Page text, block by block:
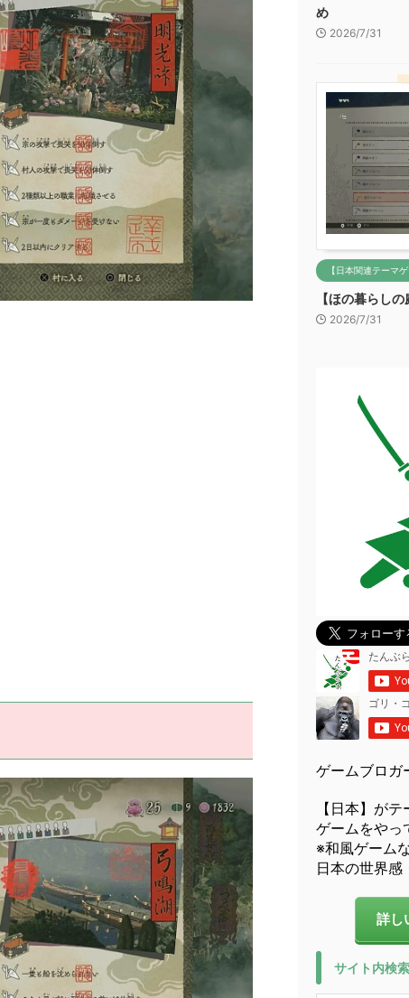
め
2026/7/31
【日本関連テーマゲ
【ほの暮らし
2026/7/31
ゲームブロガ
【日本】が
ゲームをやっ
※和風ゲーム
日本の世界感
詳し
サイト内検索